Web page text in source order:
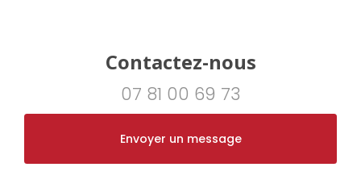
Contactez-nous
07 81 00 69 73
Envoyer un message